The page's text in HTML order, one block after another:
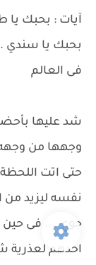
آيات : بحبك يا
بحبك يا سندي
فى العالم
شد عليها
وجهها من
حتى اتت
نفسه ليزيد من
جوع .... فى حين
احدهم لعذرية